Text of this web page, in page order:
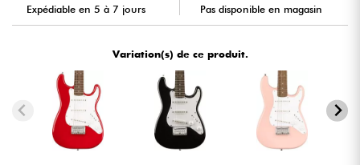
Eveil Musical
Câbles & Access.
HiFi
Packs
Expédiable en 5 à 7 jours
Pas disponible en magasin
Variation(s) de ce produit.